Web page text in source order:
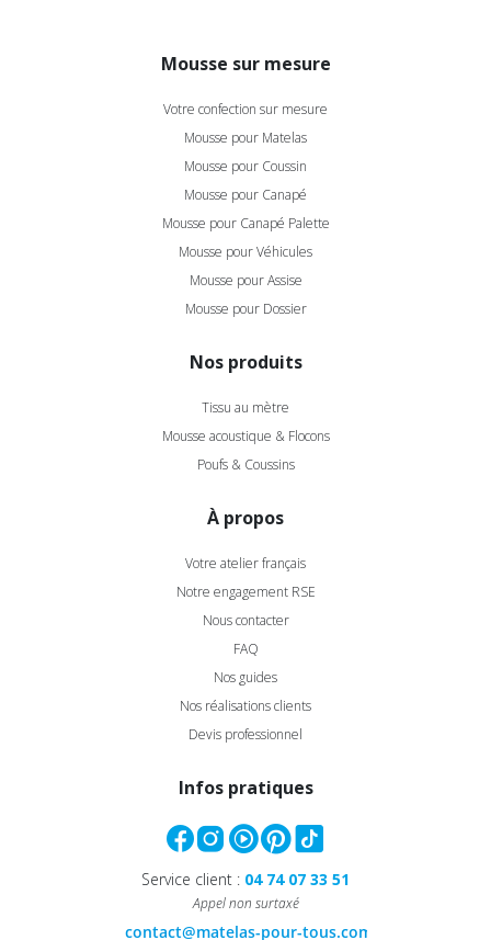
Mousse sur mesure
Votre confection sur mesure
Mousse pour Matelas
Mousse pour Coussin
Mousse pour Canapé
Mousse pour Canapé Palette
Mousse pour Véhicules
Mousse pour Assise
Mousse pour Dossier
Nos produits
Tissu au mètre
Mousse acoustique & Flocons
Poufs & Coussins
À propos
Votre atelier français
Notre engagement RSE
Nous contacter
FAQ
Nos guides
Nos réalisations clients
Devis professionnel
Infos pratiques
Service client : 04 74 07 33 51
Appel non surtaxé